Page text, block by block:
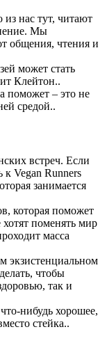
нас тут, читают
Мы
общения, чтения и
может стать
Клейтон..
поможет – это не
средой..
встреч. Если
к Vegan Runners
занимается
которая поможет
поменять мир
масса
экзистенциальном
чтобы
так и
нибудь хорошее,
стейка..